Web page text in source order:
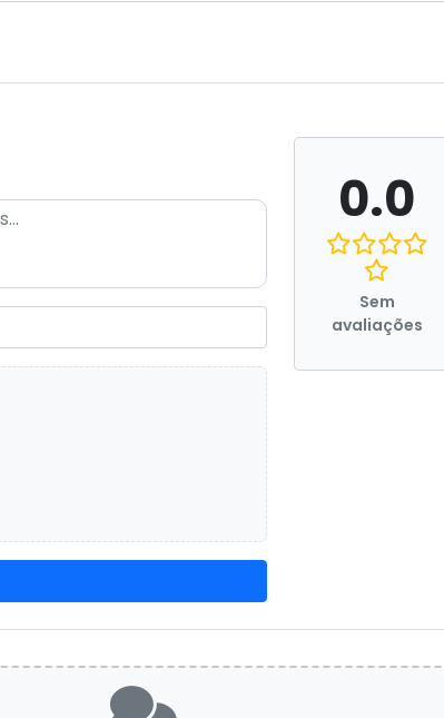
0.0
Sem
avaliações